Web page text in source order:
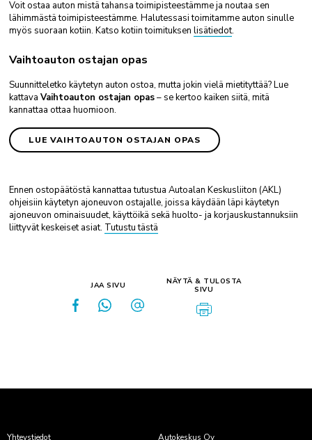
Voit ostaa auton mistä tahansa toimipisteestämme ja noutaa sen
lähimmästä toimipisteestämme. Halutessasi toimitamme auton sinulle
myös suoraan kotiin. Katso kotiin toimituksen lisätiedot.
Vaihtoauton ostajan opas
Suunnitteletko käytetyn auton ostoa, mutta jokin vielä mietityttää? Lue
kattava Vaihtoauton ostajan opas– se kertoo kaiken siitä, mitä
kannattaa ottaa huomioon.
LUE VAIHTOAUTON OSTAJAN OPAS
Ennen ostopäätöstä kannattaa tutustua Autoalan Keskusliiton (AKL)
ohjeisiin käytetyn ajoneuvon ostajalle, joissa käydään läpi käytetyn
ajoneuvon ominaisuudet, käyttöikä sekä huolto- ja korjauskustannuksiin
liittyvät keskeiset asiat. Tutustu tästä
JAA SIVU
NÄYTÄ & TULOSTA
SIVU
Yhteystiedot Autokeskus Oy